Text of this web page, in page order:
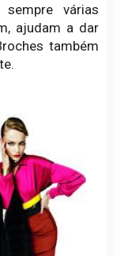
várias
ajudam a dar
também